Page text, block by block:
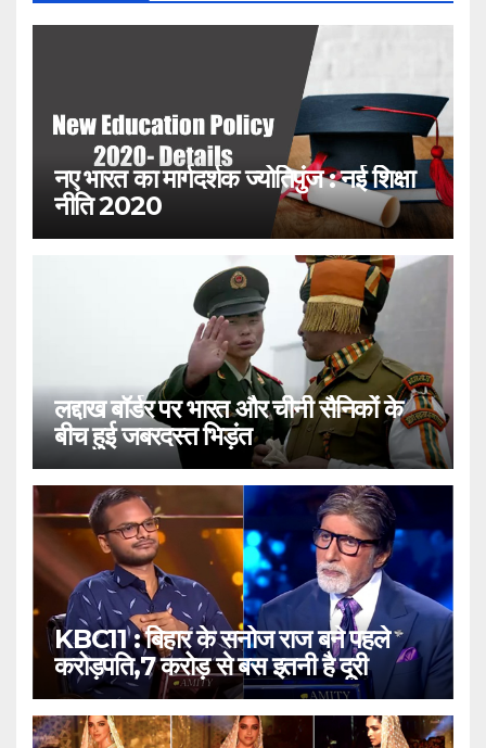
नए भारत का मार्गदर्शक ज्योतिपुंज : नई शिक्षा
नीति 2020
लद्दाख बॉर्डर पर भारत और चीनी सैनिकों के
बीच हुई जबरदस्त भिड़ंत
KBC11 : बिहार के सनोज राज बने पहले
करोड़पति,7 करोड़ से बस इतनी है दूरी